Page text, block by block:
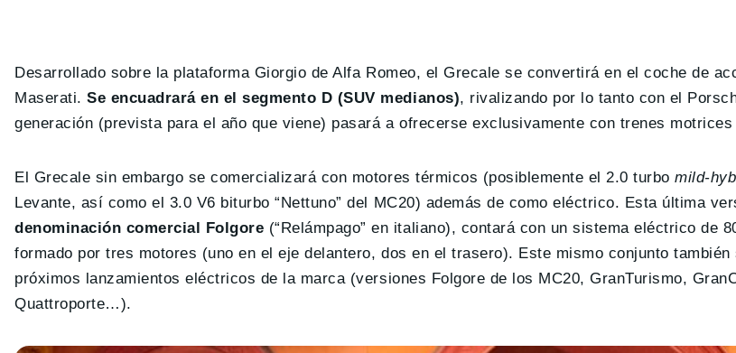
Desarrollado sobre la plataforma Giorgio de Alfa Romeo, el Grecale se convertirá en el coche de
Maserati.Se encuadrará en el segmento D (SUV medianos), rivalizando por lo tanto con el
generación (prevista para el año que viene) pasará a ofrecerse exclusivamente con trenes
El Grecale sin embargo se comercializará con motores térmicos (posiblemente el 2.0 turbomild-
Levante, así como el 3.0 V6 biturbo “Nettuno” del MC20) además de como eléctrico. Esta última
denominación comercial Folgore (“Relámpago” en italiano), contará con un sistema eléctrico de
formado por tres motores (uno en el eje delantero, dos en el trasero). Este mismo conjunto
próximos lanzamientos eléctricos de la marca (versiones Folgore de los MC20, GranTurismo,
Quattroporte…).